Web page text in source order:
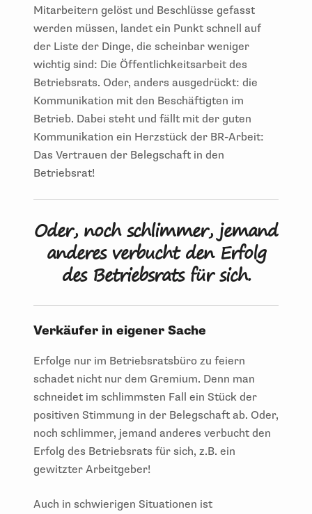
Mitarbeitern gelöst und Beschlüsse gefasst
werden müssen, landet ein Punkt schnell auf
der Liste der Dinge, die scheinbar weniger
wichtig sind: Die Öffentlichkeitsarbeit des
Betriebsrats. Oder, anders ausgedrückt: die
Kommunikation mit den Beschäftigten im
Betrieb. Dabei steht und fällt mit der guten
Kommunikation ein Herzstück der BR-Arbeit:
Das Vertrauen der Belegschaft in den
Betriebsrat!
Oder, noch schlimmer, jemand
anderes verbucht den Erfolg
des Betriebsrats für sich.
Verkäufer in eigener Sache
Erfolge nur im Betriebsratsbüro zu feiern
schadet nicht nur dem Gremium. Denn man
schneidet im schlimmsten Fall ein Stück der
positiven Stimmung in der Belegschaft ab. Oder,
noch schlimmer, jemand anderes verbucht den
Erfolg des Betriebsrats für sich, z.B. ein
gewitzter Arbeitgeber!
Auch in schwierigen Situationen ist